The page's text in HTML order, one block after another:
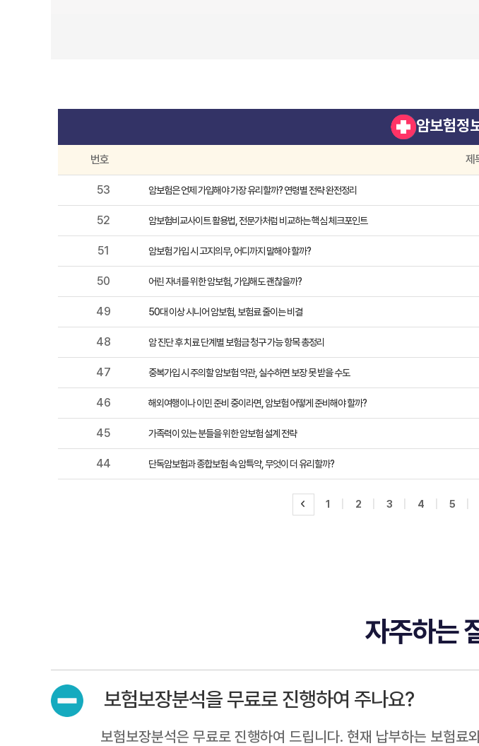
암보험정
번호 제
53 암보험은 언제 가입해야 가장 유리할까? 연령별 전략 완전정리
52 암보험비교사이트 활용법, 전문가처럼 비교하는 핵심 체크포인트
51 암보험 가입 시 고지의무, 어디까지 말해야 할까?
50 어린 자녀를 위한 암보험, 가입해도 괜찮을까?
49 50대 이상 시니어 암보험, 보험료 줄이는 비결
48 암 진단 후 치료 단계별 보험금 청구 가능 항목 총정리
47 중복가입 시 주의할 암보험 약관, 실수하면 보장 못 받을 수도
46 해외여행이나 이민 준비 중이라면, 암보험 어떻게 준비해야 할까?
45 가족력이 있는 분들을 위한 암보험 설계 전략
44 단독암보험과 종합보험 속 암특약, 무엇이 더 유리할까?
1 2 3 4 5
자주하는
보험보장분석을 무료로 진행하여 주나요?
보험보장분석은 무료로 진행하여 드립니다. 현재 납부하는 보험